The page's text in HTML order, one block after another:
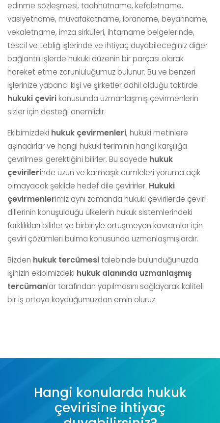
edinme sözleşmesi, taahhütname, kefaletname,
vasiyetname, muvafakatname, ibraname, beyanname,
vekaletname, imza sirküleri, ihtarname belgelerinde,
tescil ve tebliğ işlerinde ve ihtiyaç duyabileceğiniz diğer
bağlantılı işlerde hukuki düzenin bir parçası olarak
hareket etme zorunluluğumuz bulunur. Bu ve benzeri
işlerinize yabancı kişi ve şirketler dahil olduğu taktirde
hukuki çeviri konusunda uzmanlaşmış çevirmenlerin
sizler için desteği önemlidir.
Ekibimizdeki hukuk çevirmenleri, hukuki metinlere
aşinadırlar ve hangi hukuki teriminin hangi karşılığa
çevrilmesi gerektiğini bilirler. Bu sayede hukuk
çevirilerinde uzun ve karmaşık cümleleri yoruma açık
olmayacak şekilde hedef dile çevirirler. Hukuki
çevirmenlerimiz aynı zamanda hukuki çevirilerde çeviri
dillerinin konuşulduğu ülkelerin hukuk sistemlerindeki
farklılıkları bilirler ve birbiriyle örtüşmeyen kavramlar için
çeviri çözümleri bulma konusunda uzmanlaşmışlardır.
Bizden hukuk tercümesitalebinde bulunduğunuzda
işinizin ekibimizdeki hukuk alanında uzmanlaşmış
tercümanlar tarafından yapılmasını sağlayarak kaliteli
bir iş ortaya koyduğumuzdan emin oluruz.
Hangi konularda hukuk
çevirisine ihtiyaç